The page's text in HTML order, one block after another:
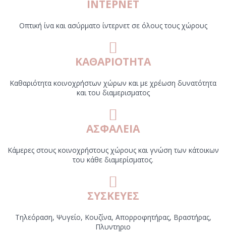
ΙΝΤΕΡΝΕΤ
Οπτική ίνα και ασύρματο ίντερνετ σε όλους τους χώρους
ΚΑΘΑΡΙΟΤΗΤΑ
Καθαριότητα κοινοχρήστων χώρων και με χρέωση δυνατότητα
και του διαμερισματος
ΑΣΦΑΛΕΙΑ
Κάμερες στους κοινοχρήστους χώρους και γνώση των κάτοικων
του κάθε διαμερίσματος.
ΣΥΣΚΕΥΕΣ
Τηλεόραση, Ψυγείο, Κουζίνα, Απορροφητήρας, Βραστήρας,
Πλυντηριο